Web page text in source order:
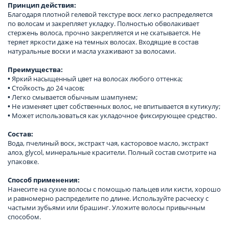
Принцип действия:
Благодаря плотной гелевой текстуре воск легко распределяется
по волосам и закрепляет укладку. Полностью обволакивает
стержень волоса, прочно закрепляется и не скатывается. Не
теряет яркости даже на темных волосах. Входящие в состав
натуральные воски и масла ухаживают за волосами.
Преимущества:
•Яркий насыщенный цвет на волосах любого оттенка;
•Стойкость до 24 часов;
•Легко смывается обычным шампунем;
• Не изменяет цвет собственных волос, не впитывается в кутикулу;
• Может использоваться как укладочное фиксирующее средство.
Состав:
Вода, пчелиный воск, экстракт чая, касторовое масло, экстракт
алоэ, glycol, минеральные красители. Полный состав смотрите на
упаковке.
Способ применения:
Нанесите на сухие волосы с помощью пальцев или кисти, хорошо
и равномерно распределите по длине. Используйте расческу с
частыми зубьями или брашинг. Уложите волосы привычным
способом.